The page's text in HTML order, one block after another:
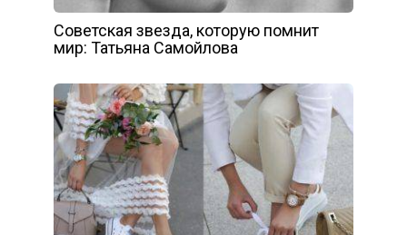
Советская звезда, которую помнит
мир: Татьяна Самойлова